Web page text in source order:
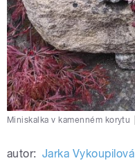
Miniskalka v kamenném korytu
autor: Jarka Vykoupilová